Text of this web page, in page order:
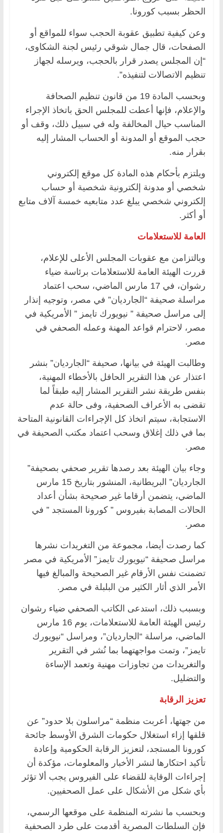
الحظر بسبب كورونا.
وعن كيفية تطبيق عقوبة الحجب سواء للمواقع أو
الصفحات، قال جمال شوقي رئيس لجنة الشكاوى،
“إن المجلس يصدر قرار بالحجب، ويرسله لجهاز
تنظيم الاتصالات لتنفيذه”.
وبحسب المادة 19 من قانون تنظيم الصحافة
والإعلام، فإنها أعطت للمجلس الحق باتخاذ الإجراء
المناسب حيال المخالفة وله في سبيل ذلك، وقف أو
حجب الموقع أو المدونة أو الحساب المشار إليه
بقرار منه.
ويلتزم بأحكام هذه المادة كل موقع إلكتروني
شخصي أو مدونة إلكترونية شخصية أو حساب
إلكتروني شخصي يبلغ عدد متابعيه خمسة آلاف متابع
أو أكثر.
العامة للاستعلامات
وبالتزامن مع عقوبات المجلس الأعلى للإعلام،
قررت الهيئة العامة للاستعلامات برئاسة ضياء
رشوان، في 17 مارس الماضي، سحب اعتماد
مراسلة صحيفة “الجارديان” في مصر، وتوجيه إنذار
إلى مراسل صحيفة ” نيويورك تايمز ” الأمريكية في
مصر، لاحترام قواعد المهنة وعمله الصحفي في
مصر.
وطالبت الهيئة في بيانها، صحيفة “الجارديان” بنشر
اعتذار عن هذا التقرير الحافل بالأخطاء المهنية،
بنفس طريقة نشر التقرير المشار إليه طبقاً لما
تقضى به الأعراف الصحفية، وفى حالة عدم
الاستجابة، سيتم اتخاذ كل الإجراءات القانونية المتاحة
بما في ذلك إغلاق وسحب اعتماد مكتب الصحيفة في
مصر.
وجاء بيان الهيئة بعد رصدها تقرير صحفي بصحيفة”
الجارديان” البريطانية، المنشور بتاريخ 15 مارس
الماضي، يتضمن أرقاما غير صحيحة بشأن أعداد
الحالات المصابة بفيروس ” كورونا المستجد ” في
مصر.
كما رصدت أيضا، مجموعة من التغريدات نشرها
مراسل صحيفة “نيويورك تايمز” الأمريكية في مصر
تضمنت نفس الأرقام غير الصحيحة والمبالغ فيها
الأمر الذي أثار الكثير من البلبلة في مصر.
وبسبب ذلك، استدعى الكاتب الصحفي ضياء رشوان
رئيس الهيئة العامة للاستعلامات، يوم 16 مارس
الماضي، مراسلة “الجارديان”، ومراسل “نيويورك
تايمز”، وتمت مواجهتهما بما نُشر في التقرير
والتغريدات من تجاوزات مهنية وتعمد الإساءة
والتضليل.
تعزيز الرقابة
من جهتها، أعربت منظمة “مراسلون بلا حدود” عن
قلقها إزاء استغلال حكومات الشرق الأوسط جائحة
كورونا المستجد، لتعزيز الرقابة الحكومية وإعادة
تأكيد احتكارها لنشر الأخبار والمعلومات، مؤكدة أن
إجراءات الوقاية للقضاء على الفيروس يجب ألا تؤثر
بأي شكل من الأشكال على عمل الصحفيين.
وبحسب ما نشرته المنظمة على موقعها الرسمي،
فإن السلطات المصرية أقدمت على طرد الصحفية